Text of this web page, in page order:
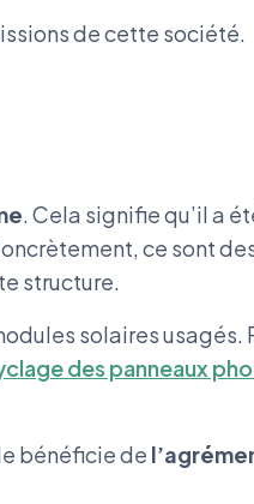
de cette société.
. Cela signifie qu’il a
ce sont
structure.
solaires usagés.
des panneaux
bénéficie de